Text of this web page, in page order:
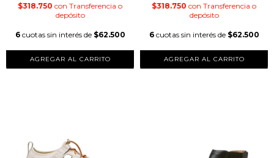
$318.750 con Transferencia o
depósito
6 cuotas sin interés de $62.500
AGREGAR AL CARRITO
$318.750 con Transferencia o
depósito
6 cuotas sin interés de $62.500
AGREGAR AL CARRITO